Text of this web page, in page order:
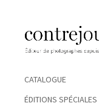
CATALOGUE
ÉDITIONS SPÉCIALES